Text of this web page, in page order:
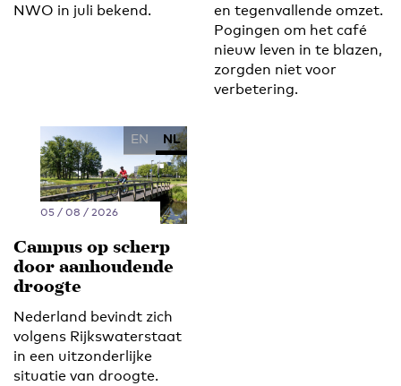
NWO in juli bekend.
en tegenvallende omzet.
Pogingen om het café
nieuw leven in te blazen,
zorgden niet voor
verbetering.
EN NL
05 / 08 / 2026
Campus op scherp
door aanhoudende
droogte
Nederland bevindt zich
volgens Rijkswaterstaat
in een uitzonderlijke
situatie van droogte.